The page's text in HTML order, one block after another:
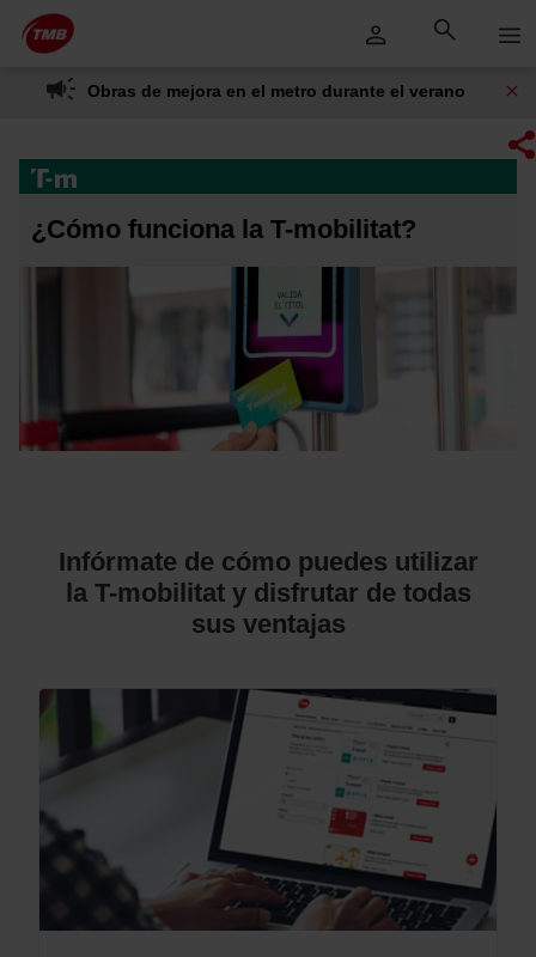
Saltar al contenido principal
Saltar
al
contenido
Obras de mejora en el metro durante el verano
¿Cómo funciona la T-mobilitat?
Infórmate de cómo puedes utilizar
la T-mobilitat y disfrutar de todas
sus ventajas